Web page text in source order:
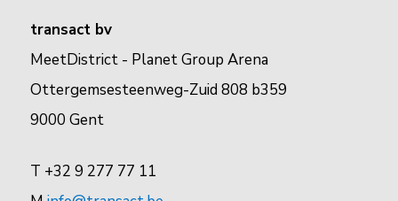
transact bv
MeetDistrict - Planet Group Arena
Ottergemsesteenweg-Zuid 808 b359
9000 Gent
T +32 9 277 77 11